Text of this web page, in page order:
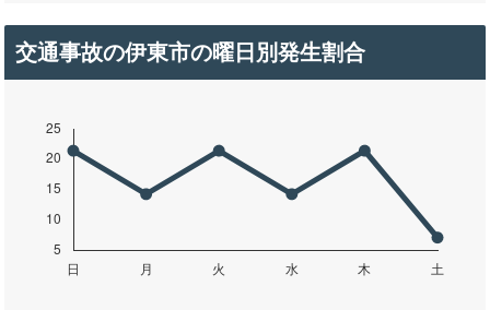
交通事故の伊東市の曜日別発生割合